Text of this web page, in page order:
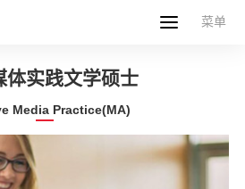
菜单
菜单
繁體中文
体实践文学硕士
Media Practice(MA)